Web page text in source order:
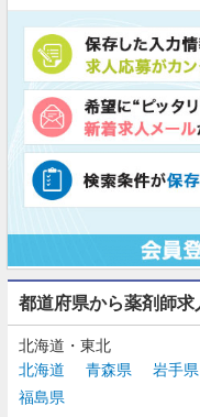
都道府県から薬剤師求
北海道・東北
北海道
青森県 岩手県
福島県